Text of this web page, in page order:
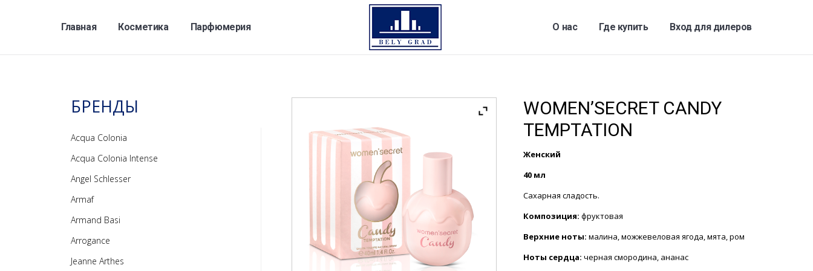
Главная Косметика Парфюмерия О нас Где купить Вход для дилеров
WOMEN’SECRET CANDY
TEMPTATION
Женский
40 мл
Сахарная сладость.
Композиция: фруктовая
Верхние ноты: малина, можжевеловая ягода, мята, ром
Ноты сердца: черная смородина, ананас
БРЕНДЫ
Acqua Colonia
Acqua Colonia Intense
Angel Schlesser
Armaf
Armand Basi
Arrogance
Jeanne Arthes